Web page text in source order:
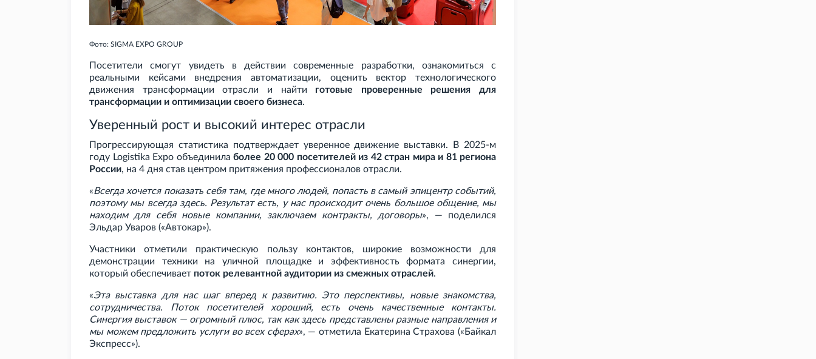
Фото: SIGMA EXPO GROUP
Посетители смогут увидеть в действии современные разработки, ознакомиться с
реальными кейсами внедрения автоматизации, оценить вектор технологического
движения трансформации отрасли и найти готовые проверенные решения для
трансформации и оптимизации своего бизнеса.
Уверенный рост и высокий интерес отрасли
Прогрессирующая статистика подтверждает уверенное движение выставки. В 2025-м
году Logistika Expo объединила более 20 000 посетителей из 42 стран мира и 81 региона
России, на 4 дня став центром притяжения профессионалов отрасли.
«Всегда хочется показать себя там, где много людей, попасть в самый эпицентр событий,
поэтому мы всегда здесь. Результат есть, у нас происходит очень большое общение, мы
находим для себя новые компании, заключаем контракты, договоры», — поделился
Эльдар Уваров («Автокар»).
Участники отметили практическую пользу контактов, широкие возможности для
демонстрации техники на уличной площадке и эффективность формата синергии,
который обеспечивает поток релевантной аудитории из смежных отраслей.
«Эта выставка для нас шаг вперед к развитию. Это перспективы, новые знакомства,
сотрудничества. Поток посетителей хороший, есть очень качественные контакты.
Синергия выставок — огромный плюс, так как здесь представлены разные направления и
мы можем предложить услуги во всех сферах», — отметила Екатерина Страхова («Байкал
Экспресс»).